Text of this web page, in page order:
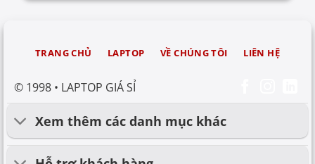
© 1998 • LAPTOP GIÁ SỈ
TRANG CHỦ LAPTOP VỀ CHÚNG TÔI LIÊN HỆ
Xem thêm các danh mục khác